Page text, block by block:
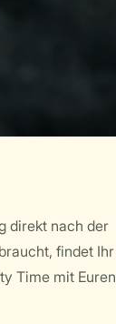
direkt nach der
findet Ihr
Time mit Euren